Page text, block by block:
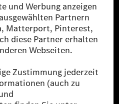
Bestandteil von MB.CHARGE
China. Sofern an der jeweiligen
Energien vorliegt,
Diese stellen
Public eine äquivalente
ins Stromnetz eingespeist wird.
dem vorgeschriebenen
Light vehicles Test